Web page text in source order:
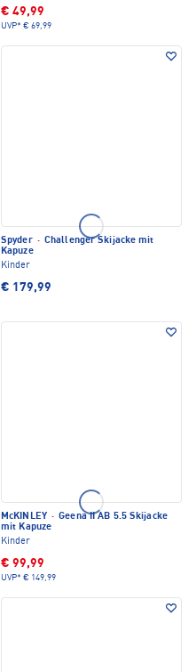
€ 49,99
UVP* € 69,99
Spyder · Challenger Skijacke mit
Kapuze
Kinder
€ 179,99
McKINLEY · Geena II AB 5.5 Skijacke
mit Kapuze
Kinder
€ 99,99
UVP* € 149,99